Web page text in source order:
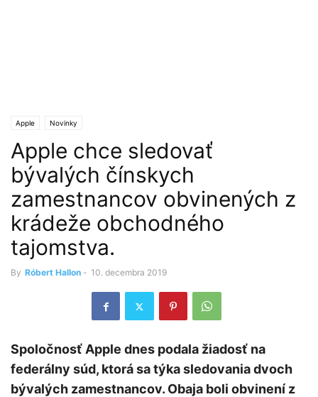
Apple Novinky
Apple chce sledovať
bývalých čínskych
zamestnancov obvinených z
krádeže obchodného
tajomstva.
By Róbert Hallon - 10. decembra 2019
Spoločnosť Apple dnes podala žiadosť na
federálny súd, ktorá sa týka sledovania dvoch
bývalých zamestnancov. Obaja boli obvinení z